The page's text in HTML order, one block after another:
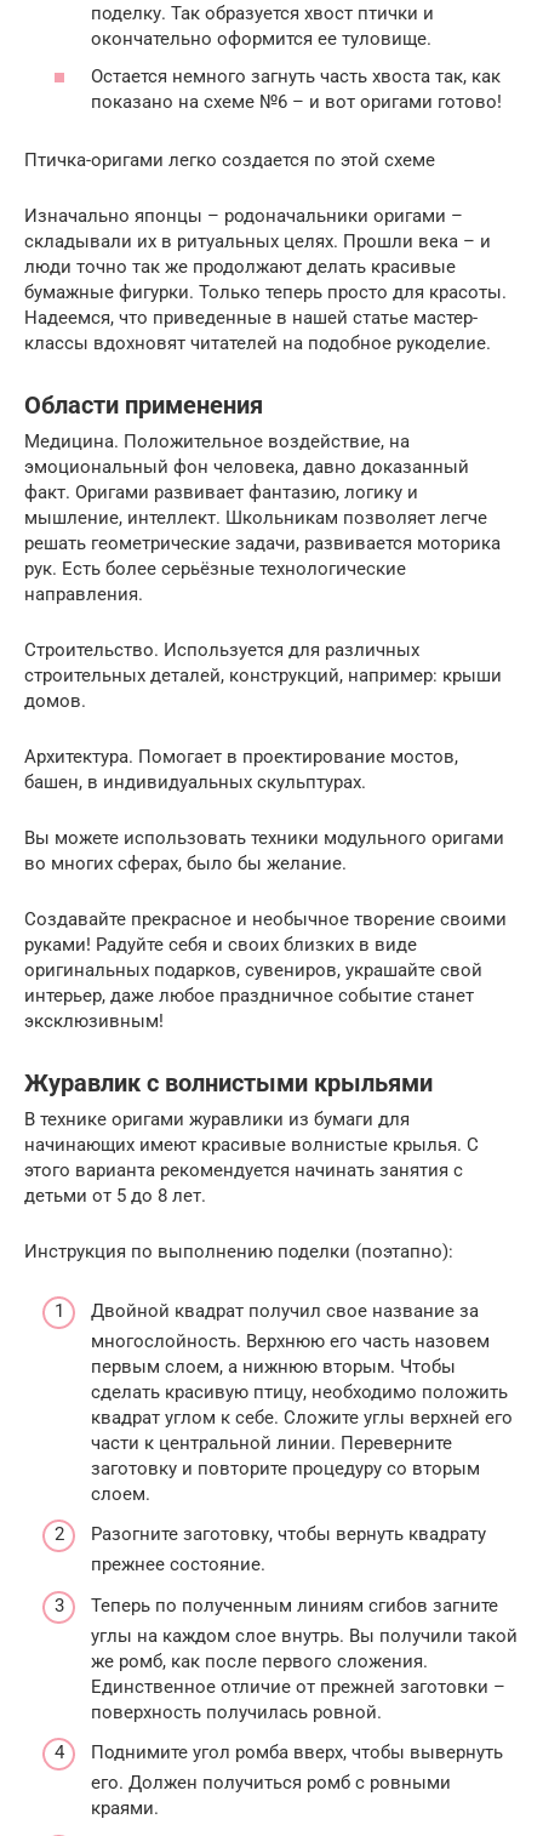
поделку. Так образуется хвост птички и
окончательно оформится ее туловище.
Остается немного загнуть часть хвоста так, как
показано на схеме №6 – и вот оригами готово!
Птичка-оригами легко создается по этой схеме
Изначально японцы – родоначальники оригами –
складывали их в ритуальных целях. Прошли века – и
люди точно так же продолжают делать красивые
бумажные фигурки. Только теперь просто для красоты.
Надеемся, что приведенные в нашей статье мастер-
классы вдохновят читателей на подобное рукоделие.
Области применения
Медицина. Положительное воздействие, на
эмоциональный фон человека, давно доказанный
факт. Оригами развивает фантазию, логику и
мышление, интеллект. Школьникам позволяет легче
решать геометрические задачи, развивается моторика
рук. Есть более серьёзные технологические
направления.
Строительство. Используется для различных
строительных деталей, конструкций, например: крыши
домов.
Архитектура. Помогает в проектирование мостов,
башен, в индивидуальных скульптурах.
Вы можете использовать техники модульного оригами
во многих сферах, было бы желание.
Создавайте прекрасное и необычное творение своими
руками! Радуйте себя и своих близких в виде
оригинальных подарков, сувениров, украшайте свой
интерьер, даже любое праздничное событие станет
эксклюзивным!
Журавлик с волнистыми крыльями
В технике оригами журавлики из бумаги для
начинающих имеют красивые волнистые крылья. С
этого варианта рекомендуется начинать занятия с
детьми от 5 до 8 лет.
Инструкция по выполнению поделки (поэтапно):
Двойной квадрат получил свое название за
многослойность. Верхнюю его часть назовем
первым слоем, а нижнюю вторым. Чтобы
сделать красивую птицу, необходимо положить
квадрат углом к себе. Сложите углы верхней его
части к центральной линии. Переверните
заготовку и повторите процедуру со вторым
слоем.
Разогните заготовку, чтобы вернуть квадрату
прежнее состояние.
Теперь по полученным линиям сгибов загните
углы на каждом слое внутрь. Вы получили такой
же ромб, как после первого сложения.
Единственное отличие от прежней заготовки –
поверхность получилась ровной.
Поднимите угол ромба вверх, чтобы вывернуть
его. Должен получиться ромб с ровными
краями.